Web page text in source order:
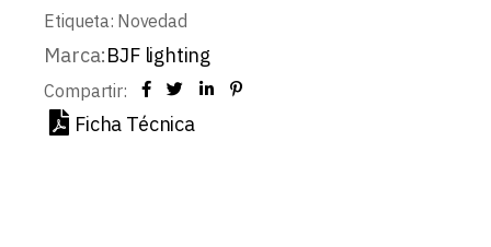
Etiqueta: Novedad
Marca:BJF lighting
Compartir:
Ficha Técnica